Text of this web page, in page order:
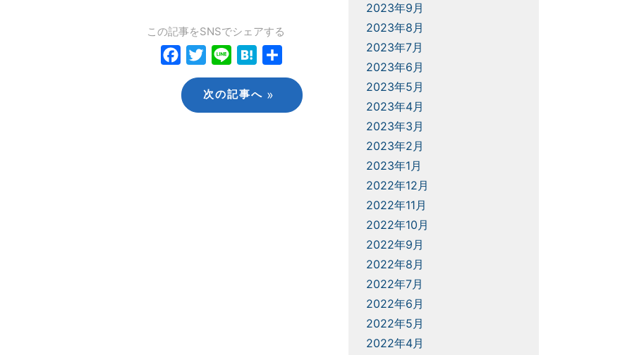
この記事をSNSでシェアする
FacebookTwitterLine Hatena
有
次の記事へ »
2023年9月
2023年8月
2023年7月
2023年6月
2023年5月
2023年4月
2023年3月
2023年2月
2023年1月
2022年12月
2022年11月
2022年10月
2022年9月
2022年8月
2022年7月
2022年6月
2022年5月
2022年4月